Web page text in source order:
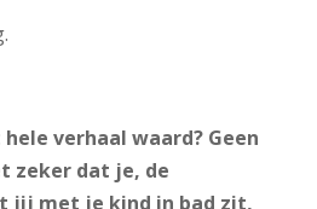
verhaal waard? Geen
zeker dat je, de
jij met je kind in bad zit,